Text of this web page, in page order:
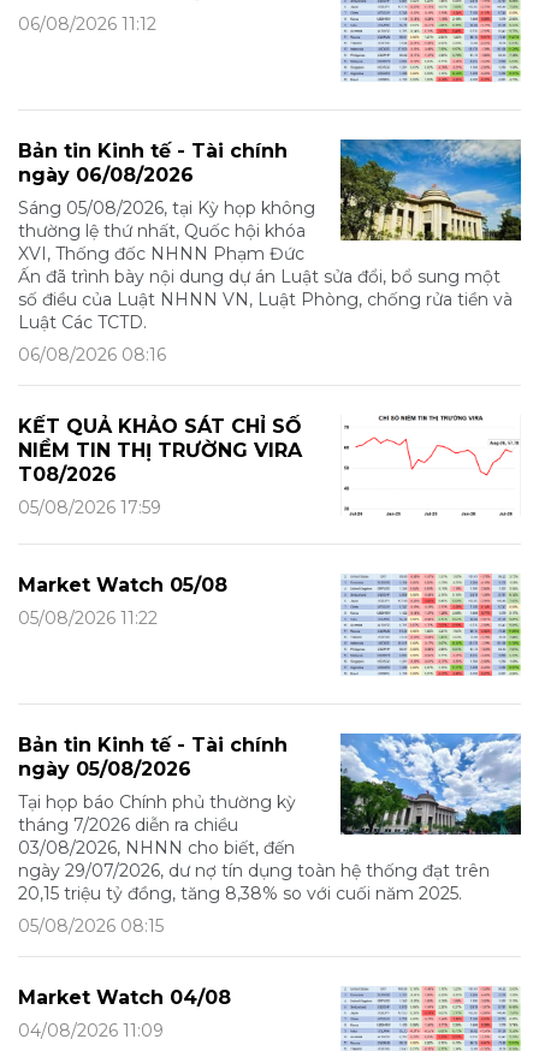
06/08/2026 11:12
Bản tin Kinh tế - Tài chính
ngày 06/08/2026
Sáng 05/08/2026, tại Kỳ họp không
thường lệ thứ nhất, Quốc hội khóa
XVI, Thống đốc NHNN Phạm Đức
Ấn đã trình bày nội dung dự án Luật sửa đổi, bổ sung một
số điều của Luật NHNN VN, Luật Phòng, chống rửa tiền và
Luật Các TCTD.
06/08/2026 08:16
KẾT QUẢ KHẢO SÁT CHỈ SỐ
NIỀM TIN THỊ TRƯỜNG VIRA
T08/2026
05/08/2026 17:59
Market Watch 05/08
05/08/2026 11:22
Bản tin Kinh tế - Tài chính
ngày 05/08/2026
Tại họp báo Chính phủ thường kỳ
tháng 7/2026 diễn ra chiều
03/08/2026, NHNN cho biết, đến
ngày 29/07/2026, dư nợ tín dụng toàn hệ thống đạt trên
20,15 triệu tỷ đồng, tăng 8,38% so với cuối năm 2025.
05/08/2026 08:15
Market Watch 04/08
04/08/2026 11:09